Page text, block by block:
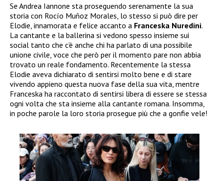
Se Andrea Iannone sta proseguendo serenamente la sua
storia con Rocío Muñoz Morales, lo stesso si può dire per
Elodie, innamorata e felice accanto a Franceska Nuredini.
La cantante e la ballerina si vedono spesso insieme sui
social tanto che c’è anche chi ha parlato di una possibile
unione civile, voce che però per il momento pare non abbia
trovato un reale fondamento. Recentemente la stessa
Elodie aveva dichiarato di sentirsi molto bene e di stare
vivendo appieno questa nuova fase della sua vita, mentre
Franceska ha raccontato di sentirsi libera di essere se stessa
ogni volta che sta insieme alla cantante romana. Insomma,
in poche parole la loro storia prosegue più che a gonfie vele!